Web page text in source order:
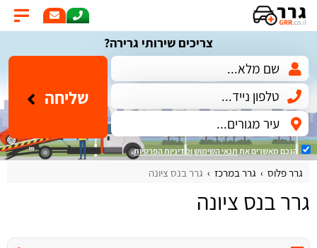
צריכים שירותי גרירה?
שליחה
הנכם מאשרים את תנאי השימושומדיניות הפרטיות.
גרר פלוס גרר במרכז גרר בנס ציונה
גרר בנס ציונה